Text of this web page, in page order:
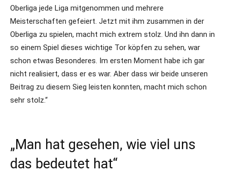
Oberliga jede Liga mitgenommen und mehrere
Meisterschaften gefeiert. Jetzt mit ihm zusammen in der
Oberliga zu spielen, macht mich extrem stolz. Und ihn dann in
so einem Spiel dieses wichtige Tor köpfen zu sehen, war
schon etwas Besonderes. Im ersten Moment habe ich gar
nicht realisiert, dass er es war. Aber dass wir beide unseren
Beitrag zu diesem Sieg leisten konnten, macht mich schon
sehr stolz.“
„Man hat gesehen, wie viel uns
das bedeutet hat“